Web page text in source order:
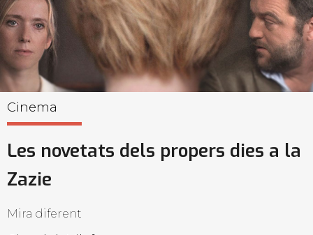
Cinema
Les novetats dels propers dies a la
Zazie
Mira diferent